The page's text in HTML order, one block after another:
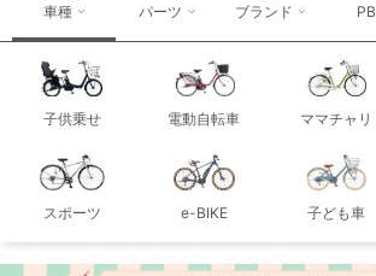
車種
子供乗せ 電動自転車 ママチャリ
スポーツ e-BIKE 子ども車
パーツ ブランド PB